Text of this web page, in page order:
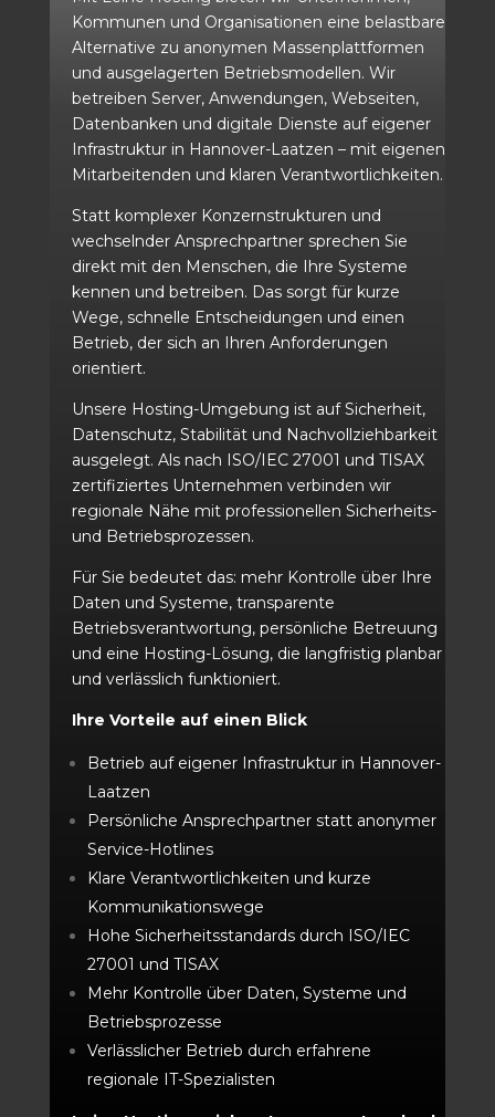
Kommunen und Organisationen eine belastbare
Alternative zu anonymen Massenplattformen
und ausgelagerten Betriebsmodellen. Wir
betreiben Server, Anwendungen, Webseiten,
Datenbanken und digitale Dienste auf eigener
Infrastruktur in Hannover-Laatzen – mit eigenen
Mitarbeitenden und klaren Verantwortlichkeiten.
Statt komplexer Konzernstrukturen und
wechselnder Ansprechpartner sprechen Sie
direkt mit den Menschen, die Ihre Systeme
kennen und betreiben. Das sorgt für kurze
Wege, schnelle Entscheidungen und einen
Betrieb, der sich an Ihren Anforderungen
orientiert.
Unsere Hosting-Umgebung ist auf Sicherheit,
Datenschutz, Stabilität und Nachvollziehbarkeit
ausgelegt. Als nach ISO/IEC 27001 und TISAX
zertifiziertes Unternehmen verbinden wir
regionale Nähe mit professionellen Sicherheits-
und Betriebsprozessen.
Für Sie bedeutet das: mehr Kontrolle über Ihre
Daten und Systeme, transparente
Betriebsverantwortung, persönliche Betreuung
und eine Hosting-Lösung, die langfristig planbar
und verlässlich funktioniert.
Ihre Vorteile auf einen Blick
Betrieb auf eigener Infrastruktur in Hannover-
Laatzen
Persönliche Ansprechpartner statt anonymer
Service-Hotlines
Klare Verantwortlichkeiten und kurze
Kommunikationswege
Hohe Sicherheitsstandards durch ISO/IEC
27001 und TISAX
Mehr Kontrolle über Daten, Systeme und
Betriebsprozesse
Verlässlicher Betrieb durch erfahrene
regionale IT-Spezialisten